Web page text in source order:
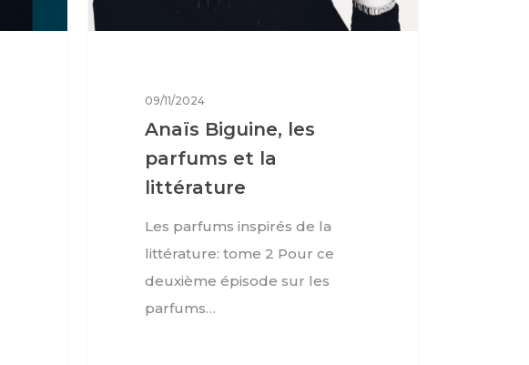
09/11/2024
Anaïs Biguine, les
parfums et la
littérature
Les parfums inspirés de la
littérature: tome 2 Pour ce
deuxième épisode sur les
parfums…